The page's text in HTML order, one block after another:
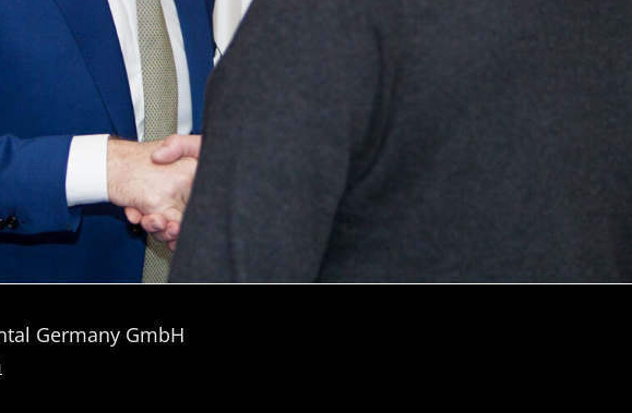
Germany GmbH